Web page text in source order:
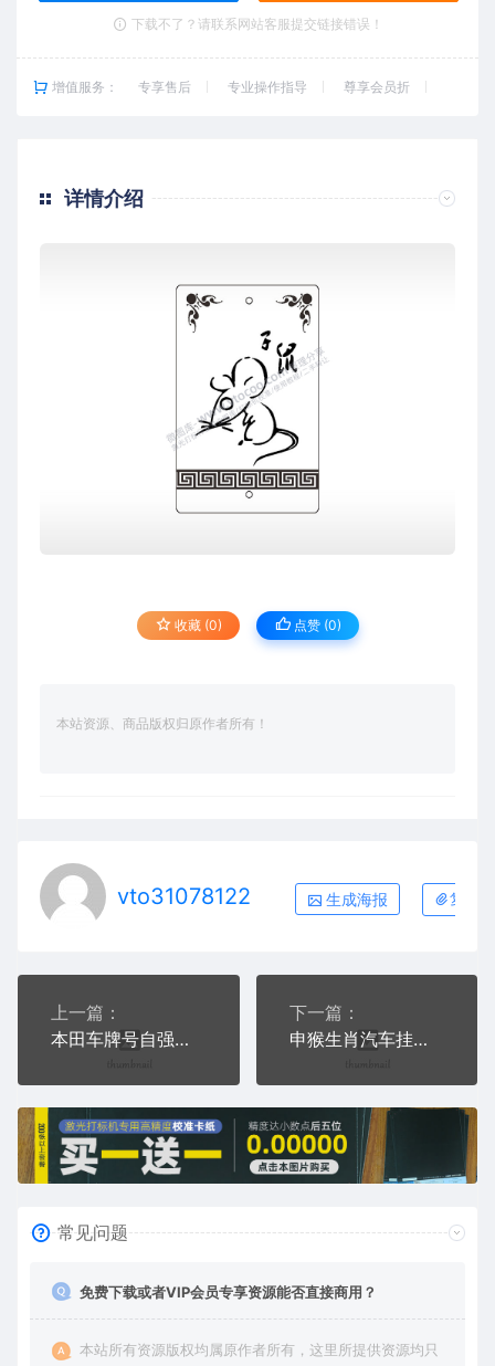
下载不了？请联系网站客服提交链接错误！
增值服务： 专享售后 专业操作指导 尊享会员折
详情介绍
收藏 (0) 点赞 (0)
本站资源、商品版权归原作者所有！
vto31078122 生成海报 复制
上一篇：
本田车牌号自强不息汽车挂件AI8.0格式激光打标文件通用矢量图
下一篇：
申猴生肖汽车挂件AI8.0格式激光打标文件通用矢量图
常见问题
免费下载或者VIP会员专享资源能否直接商用？
本站所有资源版权均属原作者所有，这里所提供资源均只